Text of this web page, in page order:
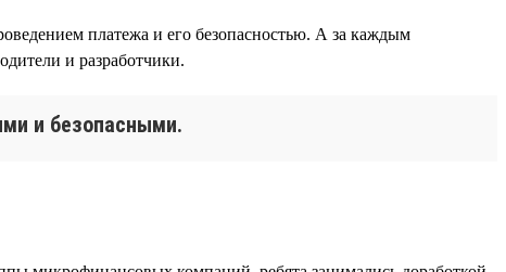
платежа и его безопасностью. А за каждым
и разработчики.
и безопасными.